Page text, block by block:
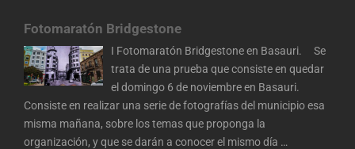
Fotomaratón Bridgestone
I Fotomaratón Bridgestone en Basauri. Se
trata de una prueba que consiste en quedar
el domingo 6 de noviembre en Basauri.
Consiste en realizar una serie de fotografías del municipio esa
misma mañana, sobre los temas que proponga la
organización, y que se darán a conocer el mismo día …